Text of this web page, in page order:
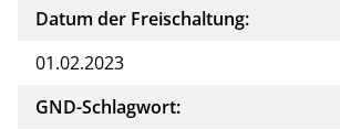
Datum der Freischaltung:
01.02.2023
GND-Schlagwort: